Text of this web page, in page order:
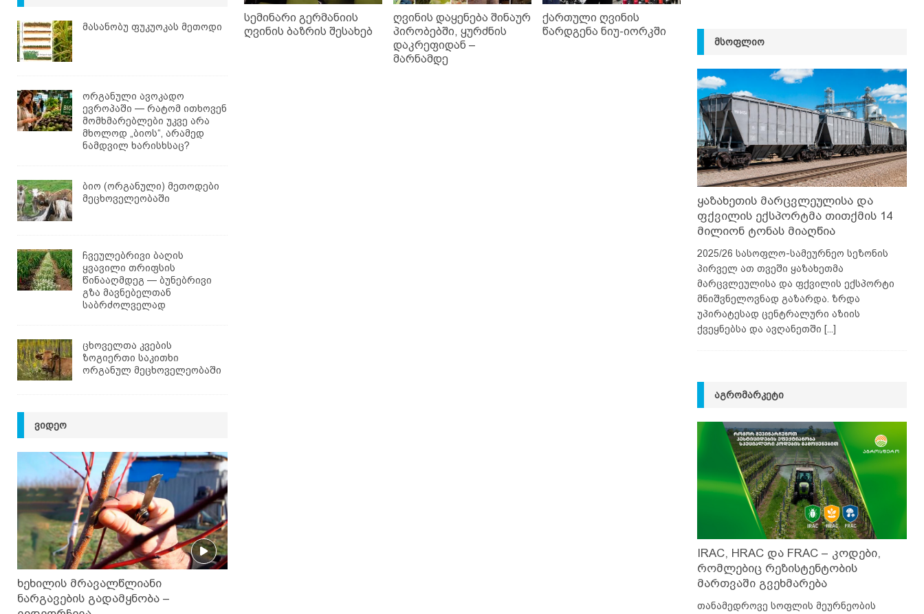
სემინარი გერმანიის
ღვინის ბაზრის შესახებ
ღვინის დაყენება შინაურ
პირობებში, ყურძნის
დაკრეფიდან –
მარნამდე
ქართული ღვინის
წარდგენა ნიუ-იორკში
მასანობუ ფუკუოკას მეთოდი
ორგანული ავოკადო
ევროპაში — რატომ ითხოვენ
მომხმარებლები უკვე არა
მხოლოდ „ბიოს“, არამედ
ნამდვილ ხარისხსაც?
ბიო (ორგანული) მეთოდები
მეცხოველეობაში
ჩვეულებრივი ბაღის
ყვავილი თრიფსის
წინააღმდეგ — ბუნებრივი
გზა მავნებელთან
საბრძოლველად
ცხოველთა კვების
ზოგიერთი საკითხი
ორგანულ მეცხოველეობაში
ᲕᲘᲓᲔᲝ
ხეხილის მრავალწლიანი
ნარგავების გადამყნობა –
ᲛᲡᲝᲤᲚᲘᲝ
ყაზახეთის მარცვლეულისა და
ფქვილის ექსპორტმა თითქმის 14
მილიონ ტონას მიაღწია
2025/26 სასოფლო-სამეურნეო სეზონის
პირველ ათ თვეში ყაზახეთმა
მარცვლეულისა და ფქვილის ექსპორტი
მნიშვნელოვნად გაზარდა. ზრდა
უპირატესად ცენტრალური აზიის
ქვეყნებსა და ავღანეთში [...]
ᲐᲒᲠᲝᲛᲐᲠᲙᲔᲢᲘ
IRAC, HRAC და FRAC – კოდები,
რომლებიც რეზისტენტობის
მართვაში გვეხმარება
თანამედროვე სოფლის მეურნეობის